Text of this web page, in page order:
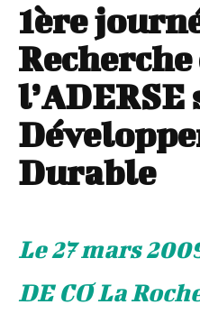
1ère
Recherche
l’ADERSE
Durable
Le 27 mars
DE CO La